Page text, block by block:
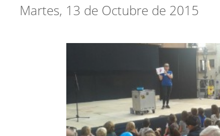
Martes, 13 de Octubre de 2015